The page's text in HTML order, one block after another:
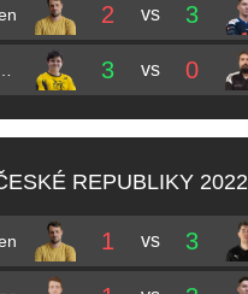
2 vs 3
3 vs 0
REPUBLIKY 2022
1 vs 3